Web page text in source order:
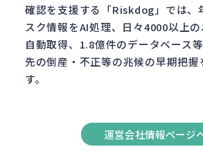
確認を支援する「Riskdog」では、
スク情報をAI処理、日々4000以上
自動取得、1.8億件のデータベース
先の倒産・不正等の兆候の早期把握
す。
運営会社情報ページ